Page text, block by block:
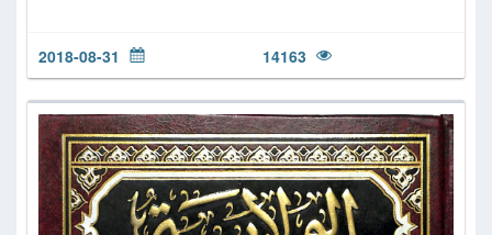
14163
2018-08-31